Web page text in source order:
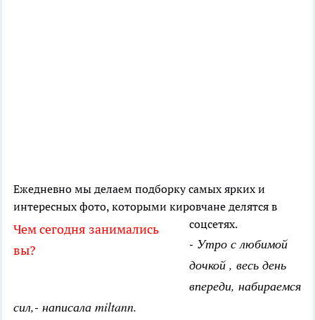
Ежедневно мы делаем подборку самых ярких и
интересных фото, которыми кировчане делятся в
соцсетях.
Чем сегодня занимались
вы?
- Утро с любимой
дочкой , весь день
впереди, набираемся
сил,- написала miltann.